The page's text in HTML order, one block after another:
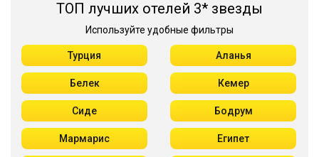
ТОП лучших отелей 3* звезды
Используйте удобные фильтры
Турция Аланья
Белек Кемер
Сиде Бодрум
Мармарис Египет